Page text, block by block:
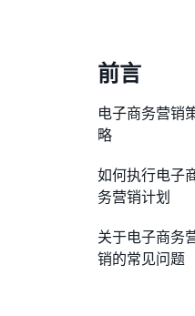
前言
电子商务营销
略
如何执行电子
务营销计划
关于电子商务
销的常见问题